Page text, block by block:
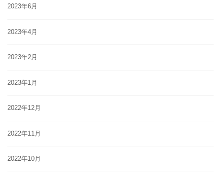
2023年6月
2023年4月
2023年2月
2023年1月
2022年12月
2022年11月
2022年10月